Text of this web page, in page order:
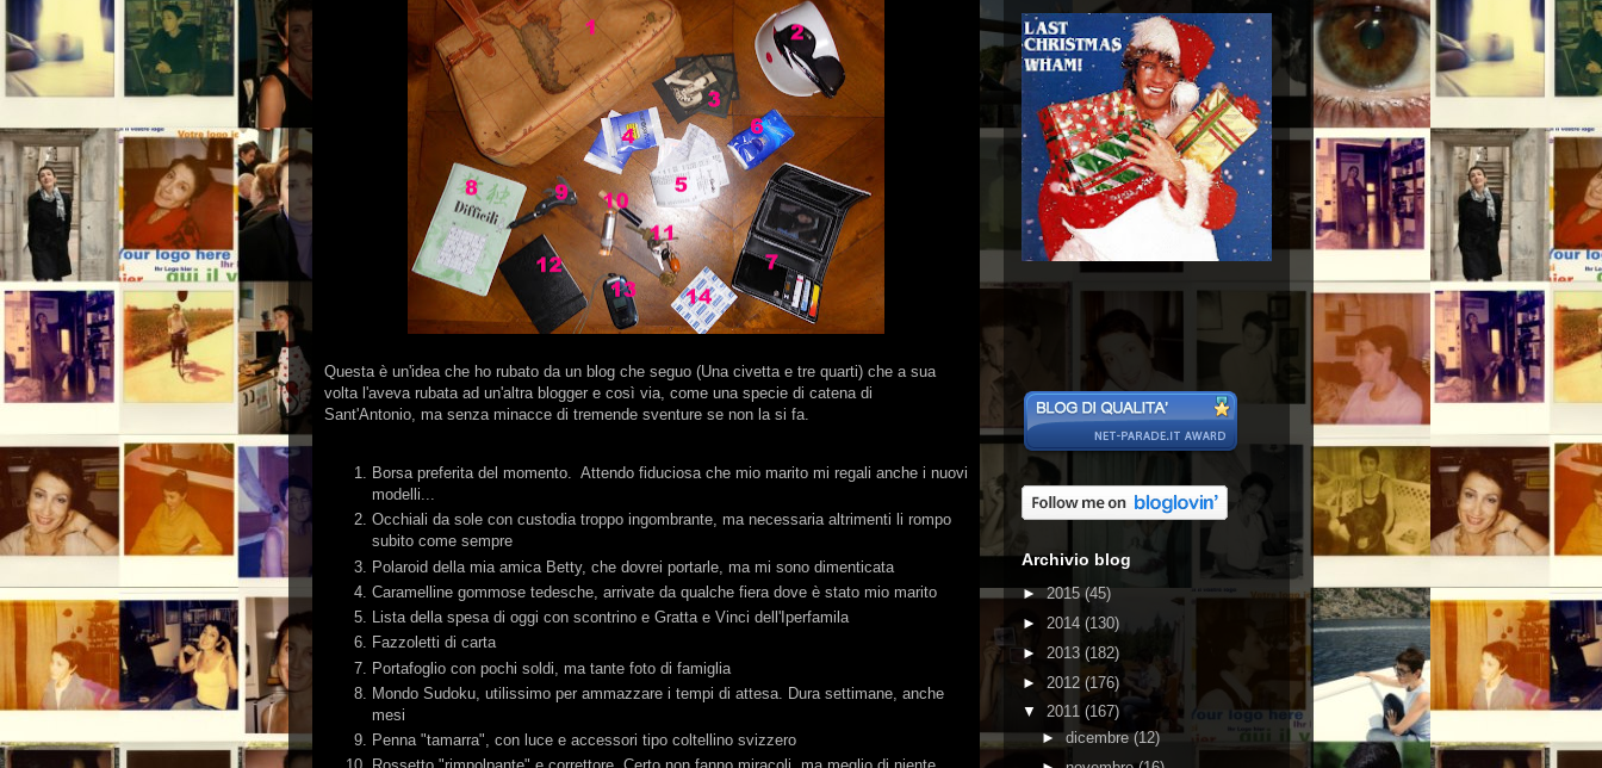
Questa è un'idea che ho rubato da un blog che seguo (Una civetta e tre quarti) che a sua
volta l'aveva rubata ad un'altra blogger e così via, come una specie di catena di
Sant'Antonio, ma senza minacce di tremende sventure se non la si fa.
Borsa preferita del momento. Attendo fiduciosa che mio marito mi regali anche i nuovi
modelli...
Occhiali da sole con custodia troppo ingombrante, ma necessaria altrimenti li rompo
subito come sempre
Polaroid della mia amica Betty, che dovrei portarle, ma mi sono dimenticata
Caramelline gommose tedesche, arrivate da qualche fiera dove è stato mio marito
Lista della spesa di oggi con scontrino e Gratta e Vinci dell'Iperfamila
Fazzoletti di carta
Portafoglio con pochi soldi, ma tante foto di famiglia
Mondo Sudoku, utilissimo per ammazzare i tempi di attesa. Dura settimane, anche
mesi
Penna "tamarra", con luce e accessori tipo coltellino svizzero
Archivio blog
►2015(45)
► 2014 (130)
► 2013 (182)
► 2012 (176)
▼ 2011 (167)
►dicembre(12)